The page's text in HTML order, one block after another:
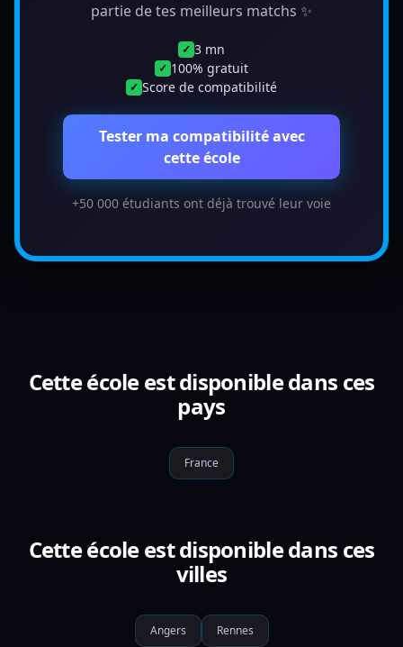
partie de tes meilleurs matchs ✨
✓ 3 mn
✓ 100% gratuit
✓ Score de compatibilité
Tester ma compatibilité avec
cette école
+50 000 étudiants ont déjà trouvé leur voie
Cette école est disponible dans ces
pays
France
Cette école est disponible dans ces
villes
Angers Rennes